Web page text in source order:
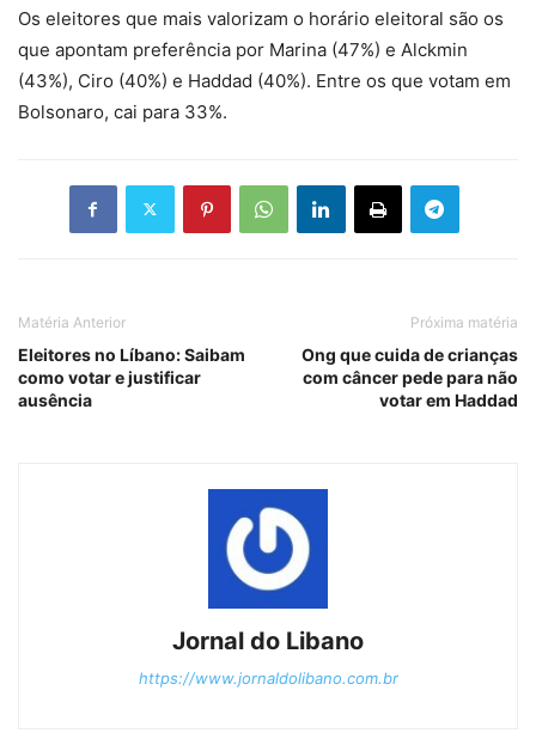
Os eleitores que mais valorizam o horário eleitoral são os
que apontam preferência por Marina (47%) e Alckmin
(43%), Ciro (40%) e Haddad (40%). Entre os que votam em
Bolsonaro, cai para 33%.
Matéria Anterior
Eleitores no Líbano: Saibam
como votar e justificar
ausência
Próxima matéria
Ong que cuida de crianças
com câncer pede para não
votar em Haddad
Jornal do Libano
https://www.jornaldolibano.com.br